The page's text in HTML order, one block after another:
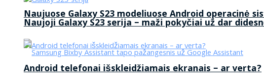
Naujuose Galaxy S23 modeliuose Android operacinė
Naujoji Galaxy S23 serija – maži pokyčiai už dar
Android telefonai išskleidžiamais ekranais – ar verta?